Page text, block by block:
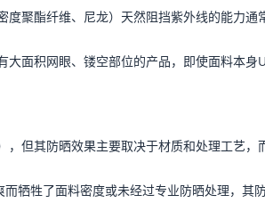
聚酯纤维、尼龙）天然阻挡紫外线的能力通
面积网眼、镂空部位的产品，即使面料本身
但其防晒效果主要取决于材质和处理工艺，
而牺牲了面料密度或未经过专业防晒处理，其